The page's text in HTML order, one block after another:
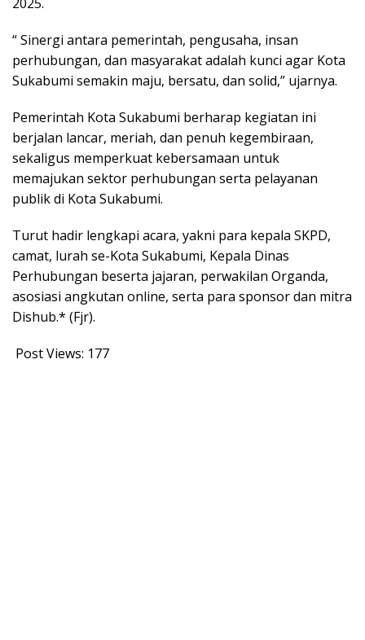
“ Sinergi antara pemerintah, pengusaha, insan
perhubungan, dan masyarakat adalah kunci agar Kota
Sukabumi semakin maju, bersatu, dan solid,” ujarnya.
Pemerintah Kota Sukabumi berharap kegiatan ini
berjalan lancar, meriah, dan penuh kegembiraan,
sekaligus memperkuat kebersamaan untuk
memajukan sektor perhubungan serta pelayanan
publik di Kota Sukabumi.
Turut hadir lengkapi acara, yakni para kepala SKPD,
camat, lurah se-Kota Sukabumi, Kepala Dinas
Perhubungan beserta jajaran, perwakilan Organda,
asosiasi angkutan online, serta para sponsor dan mitra
Dishub.* (Fjr).
Post Views: 177